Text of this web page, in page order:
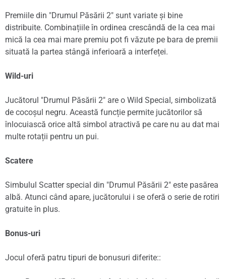
Premiile din "Drumul Păsării 2" sunt variate și bine
distribuite. Combinațiile în ordinea crescândă de la cea mai
mică la cea mai mare premiu pot fi văzute pe bara de premii
situată la partea stângă inferioară a interfeței.
Wild-uri
Jucătorul "Drumul Păsării 2" are o Wild Special, simbolizată
de cocoșul negru. Această funcție permite jucătorilor să
înlocuiască orice altă simbol atractivă pe care nu au dat mai
multe rotații pentru un pui.
Scatere
Simbulul Scatter special din "Drumul Păsării 2" este pasărea
albă. Atunci când apare, jucătorului i se oferă o serie de rotiri
gratuite în plus.
Bonus-uri
Jocul oferă patru tipuri de bonusuri diferite::